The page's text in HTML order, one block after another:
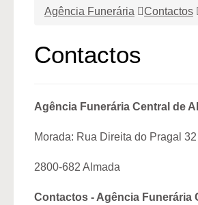
Agência Funerária Contactos
Contactos
Agência Funerária Central de
Morada: Rua Direita do Pragal
2800-682 Almada
Contactos - Agência Funerária